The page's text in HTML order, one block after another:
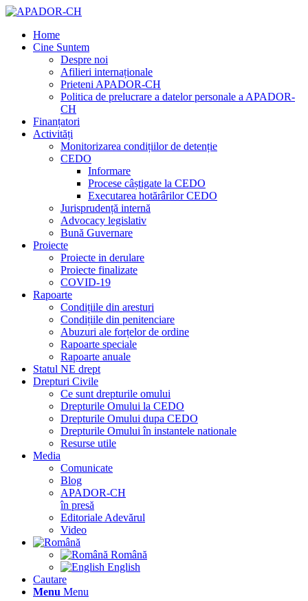
Home
Cine Suntem
Despre noi
Afilieri internaționale
Prieteni APADOR-CH
Politica de prelucrare a datelor personale a APADOR-
CH
Finanțatori
Activități
Monitorizarea condițiilor de detenție
CEDO
Informare
Procese câștigate la CEDO
Executarea hotărârilor CEDO
Jurisprudență internă
Advocacy legislativ
Bună Guvernare
Proiecte
Proiecte in derulare
Proiecte finalizate
COVID-19
Rapoarte
Condițiile din aresturi
Condițiile din penitenciare
Abuzuri ale forțelor de ordine
Rapoarte speciale
Rapoarte anuale
Statul NE drept
Drepturi Civile
Ce sunt drepturile omului
Drepturile Omului la CEDO
Drepturile Omului dupa CEDO
Drepturile Omului în instantele nationale
Resurse utile
Media
Comunicate
Blog
APADOR-CH
în presă
Editoriale Adevărul
Video
Română
English
Cautare
Menu Menu